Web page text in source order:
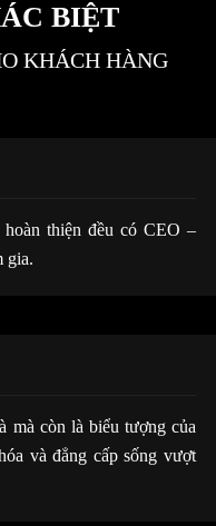
BIỆT
KHÁCH HÀNG
thiện đều có CEO –
gia.
mà còn là biểu tượng của
và đẳng cấp sống vượt